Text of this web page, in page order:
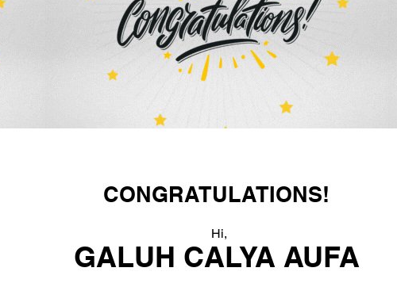
CONGRATULATIONS!
Hi,
GALUH CALYA AUFA